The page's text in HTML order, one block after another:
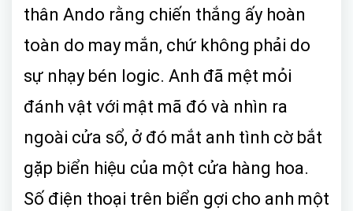
thân Ando rằng chiến thắng ấy hoàn
toàn do may mắn, chứ không phải do
sự nhạy bén logic. Anh đã mệt mỏi
đánh vật với mật mã đó và nhìn ra
ngoài cửa sổ, ở đó mắt anh tình cờ bắt
gặp biển hiệu của một cửa hàng hoa.
Số điện thoại trên biển gợi cho anh một